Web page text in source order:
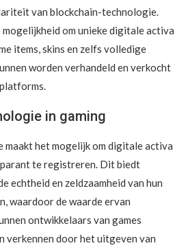
van blockchain-technologie.
mogelijkheid om unieke digitale activa
items, skins en zelfs volledige
worden verhandeld en verkocht
in gaming
maakt het mogelijk om digitale activa
te registreren. Dit biedt
echtheid en zeldzaamheid van hun
waardoor de waarde ervan
ontwikkelaars van games
verkennen door het uitgeven van